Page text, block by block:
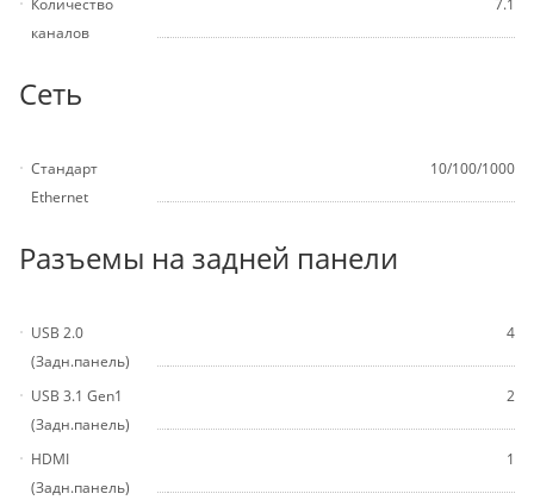
Количество
каналов
7.1
Сеть
Стандарт
Ethernet
10/100/1000
Разъемы на задней панели
USB 2.0
(Задн.панель)
4
USB 3.1 Gen1
(Задн.панель)
2
HDMI
(Задн.панель)
1